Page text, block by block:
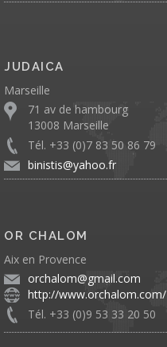
JUDAICA
Marseille
71 av de hambourg
13008 Marseille
Tél. +33 (0)7 83 50 86 79
binistis@yahoo.fr
OR CHALOM
Aix en Provence
orchalom@gmail.com
http://www.orchalom.com/
Tél. +33 (0)9 53 33 20 50